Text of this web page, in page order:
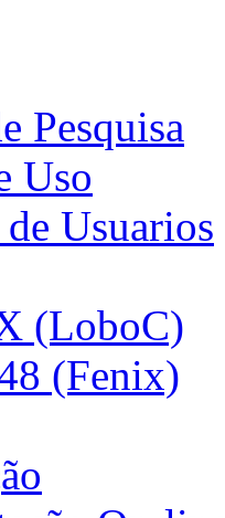
Pesquisa
Uso
Usuarios
(LoboC)
(Fenix)